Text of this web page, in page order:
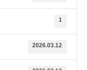
1
2026.03.12